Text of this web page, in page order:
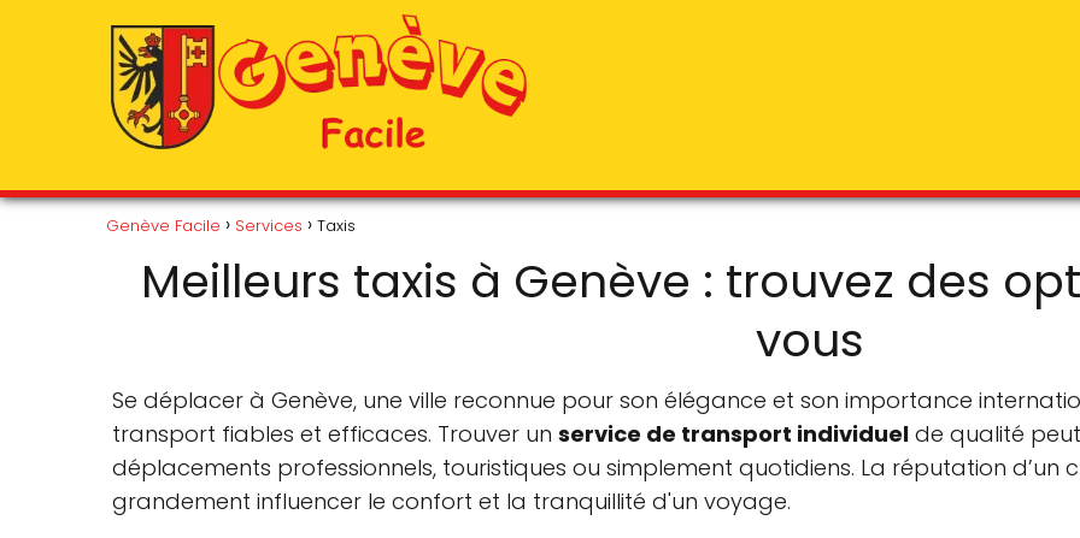
Genève Facile Services Taxis
Meilleurs taxis à Genève : trouvez des
vous
Se déplacer à Genève, une ville reconnue pour son élégance et son importance
transport fiables et efficaces. Trouver un service de transport individuel de qualité
déplacements professionnels, touristiques ou simplement quotidiens. La réputation d’un
grandement influencer le confort et la tranquillité d'un voyage.